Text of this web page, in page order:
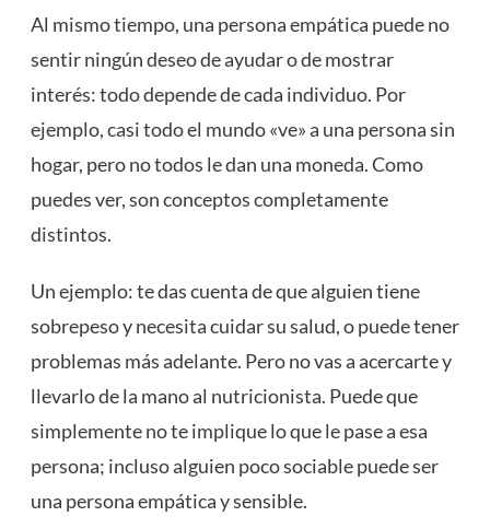
Al mismo tiempo, una persona empática puede no
sentir ningún deseo de ayudar o de mostrar
interés: todo depende de cada individuo. Por
ejemplo, casi todo el mundo «ve» a una persona sin
hogar, pero no todos le dan una moneda. Como
puedes ver, son conceptos completamente
distintos.
Un ejemplo: te das cuenta de que alguien tiene
sobrepeso y necesita cuidar su salud, o puede tener
problemas más adelante. Pero no vas a acercarte y
llevarlo de la mano al nutricionista. Puede que
simplemente no te implique lo que le pase a esa
persona; incluso alguien poco sociable puede ser
una persona empática y sensible.